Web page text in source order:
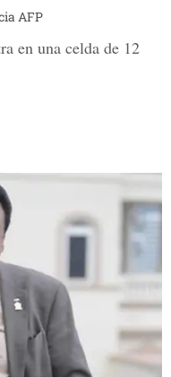
AFP
en una celda de 12